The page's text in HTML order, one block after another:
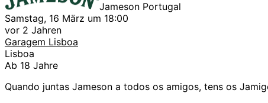
Jameson Portugal
Samstag, 16 März um 18:00
vor 2 Jahren
Garagem Lisboa
Lisboa
Ab 18 Jahre
Quando juntas Jameson a todos os amigos, tens os